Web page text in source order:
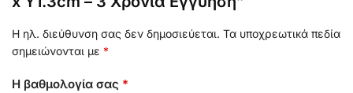
Η ηλ. διεύθυνση σας δεν δημοσιεύεται. Τα υποχρεωτικά πεδία
σημειώνονται με *
Η βαθμολογία σας *